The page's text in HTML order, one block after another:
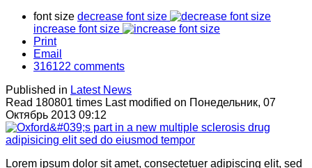
font size decrease font size
increase font size
Print
Email
316122 comments
Published in Latest News
Read 180801 times Last modified on Понедельник, 07
Октябрь 2013 09:12
Lorem ipsum dolor sit amet, consectetuer adipiscing elit, sed